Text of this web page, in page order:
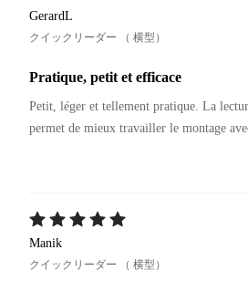
GerardL
クイックリーダー （ 横型）
Pratique, petit et efficace
Petit, léger et tellement pratique. La
permet de mieux travailler le montage
Manik
クイックリーダー （ 横型）